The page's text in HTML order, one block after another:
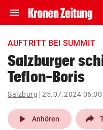
menu Navigation
ein-/ausklappen
account_circle Anmelden
pin_drop
Wien
AUFTRITT BEI SUMMIT
Salzburger
Teflon-Boris
Salzburg 25.07.2024 06:00
play_arrow Anhören